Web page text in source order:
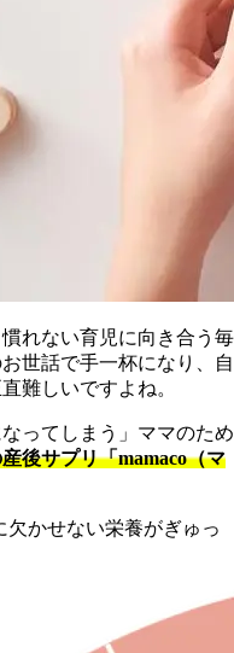
れない育児に向き合う毎
世話で手一杯になり、自
難しいですよね。
ってしまう」ママのため
後サプリ「mamaco（マ
欠かせない栄養がぎゅっ